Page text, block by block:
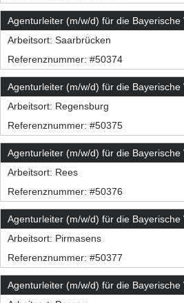
Agenturleiter (m/w/d) für die Bayerische
Arbeitsort: Saarbrücken
Referenznummer: #50374
Agenturleiter (m/w/d) für die Bayerische
Arbeitsort: Regensburg
Referenznummer: #50375
Agenturleiter (m/w/d) für die Bayerische
Arbeitsort: Rees
Referenznummer: #50376
Agenturleiter (m/w/d) für die Bayerische
Arbeitsort: Pirmasens
Referenznummer: #50377
Agenturleiter (m/w/d) für die Bayerische